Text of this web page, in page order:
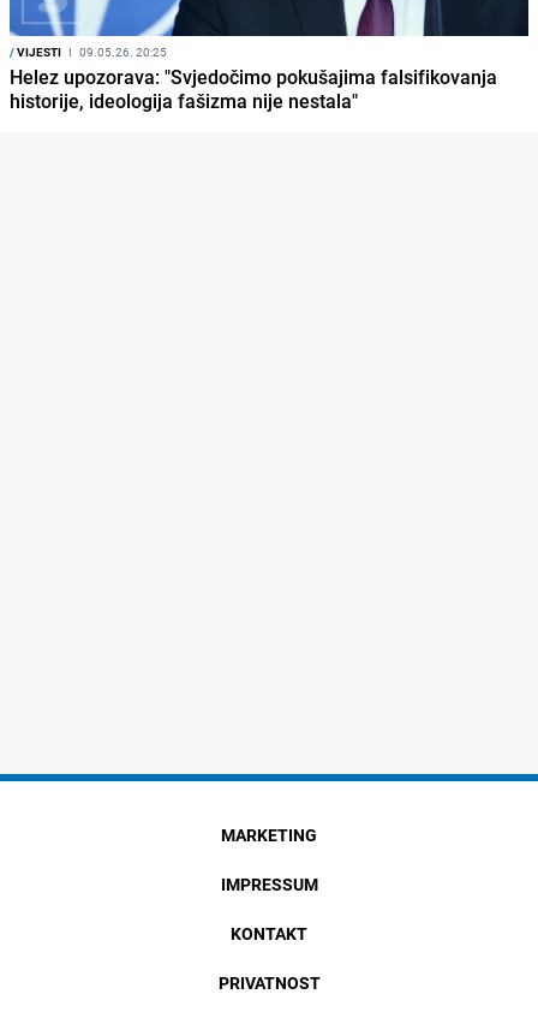
/VIJESTI I 09.05.26. 20:25
Helez upozorava: "Svjedočimo pokušajima falsifikovanja
historije, ideologija fašizma nije nestala"
MARKETING
IMPRESSUM
KONTAKT
PRIVATNOST